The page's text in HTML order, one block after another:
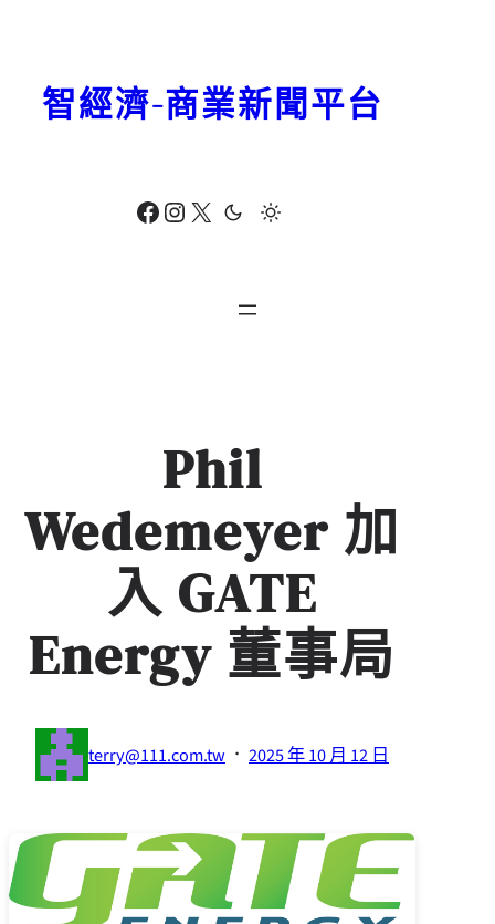
Facebook Instagram X
智經濟-商業新聞平台
Phil
Wedemeyer 加
入 GATE
Energy 董事局
terry@111.com.tw · 2025 年 10 月 12 日